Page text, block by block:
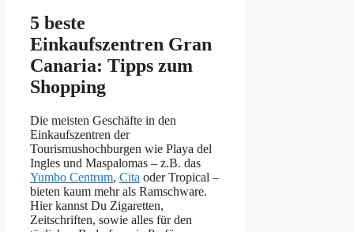
5 beste
Einkaufszentren Gran
Canaria: Tipps zum
Shopping
Die meisten Geschäfte in den
Einkaufszentren der
Tourismushochburgen wie Playa del
Ingles und Maspalomas – z.B. das
Yumbo Centrum, Cita oder Tropical –
bieten kaum mehr als Ramschware.
Hier kannst Du Zigaretten,
Zeitschriften, sowie alles für den